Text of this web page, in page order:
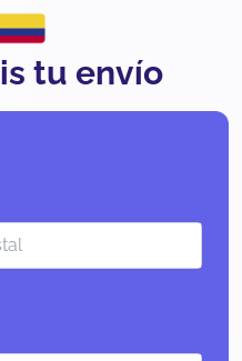
tu envío